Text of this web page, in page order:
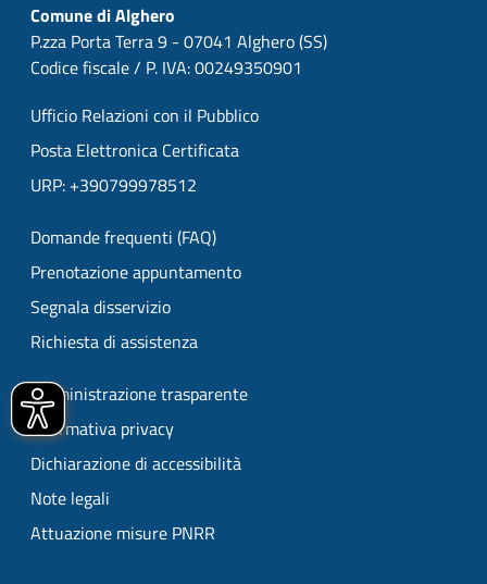
Comune di Alghero
P.zza Porta Terra 9 - 07041 Alghero (SS)
Codice fiscale / P. IVA: 00249350901
Ufficio Relazioni con il Pubblico
Posta Elettronica Certificata
URP: +390799978512
Domande frequenti (FAQ)
Prenotazione appuntamento
Segnala disservizio
Richiesta di assistenza
Amministrazione trasparente
Informativa privacy
Dichiarazione di accessibilità
Note legali
Attuazione misure PNRR